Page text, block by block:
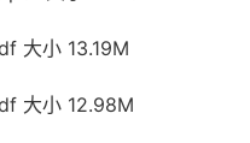
大小 13.19M
大小 12.98M